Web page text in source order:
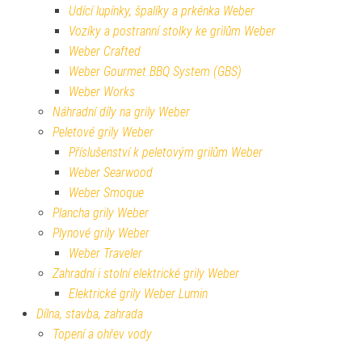
Udící lupínky, špalíky a prkénka Weber
Vozíky a postranní stolky ke grilům Weber
Weber Crafted
Weber Gourmet BBQ System (GBS)
Weber Works
Náhradní díly na grily Weber
Peletové grily Weber
Příslušenství k peletovým grilům Weber
Weber Searwood
Weber Smoque
Plancha grily Weber
Plynové grily Weber
Weber Traveler
Zahradní i stolní elektrické grily Weber
Elektrické grily Weber Lumin
Dílna, stavba, zahrada
Topení a ohřev vody